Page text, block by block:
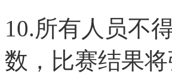
10.所有人员不
数，比赛结果